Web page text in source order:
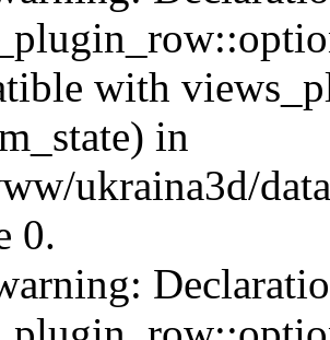
with
in
ukraina3d/
0.